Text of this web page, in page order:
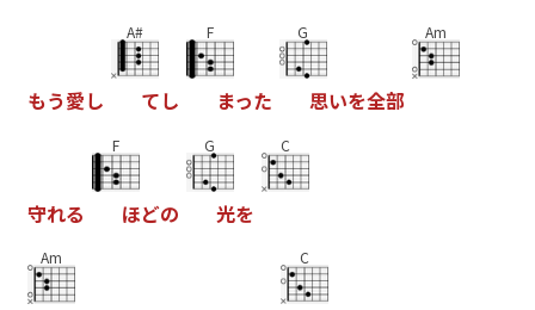
もう愛し
A#
てし
F
まった
G
思いを全部
Am
守れる
F
ほどの
G
光を
C
Am C